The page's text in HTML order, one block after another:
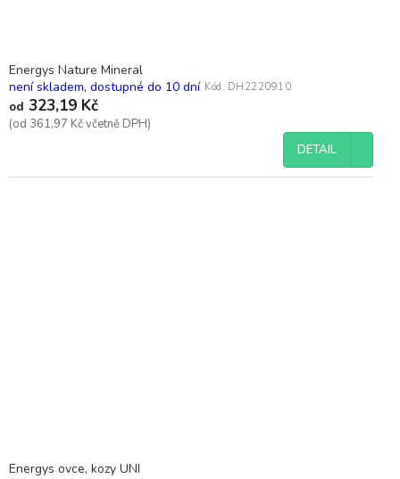
Energys Nature Mineral
není skladem, dostupné do 10 dní Kód: DH2220910
od 323,19 Kč
(od 361,97 Kč včetně DPH)
DETAIL
Energys ovce, kozy UNI